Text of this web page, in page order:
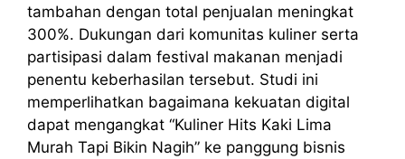
tambahan dengan total penjualan meningkat
300%. Dukungan dari komunitas kuliner serta
partisipasi dalam festival makanan menjadi
penentu keberhasilan tersebut. Studi ini
memperlihatkan bagaimana kekuatan digital
dapat mengangkat “Kuliner Hits Kaki Lima
Murah Tapi Bikin Nagih” ke panggung bisnis